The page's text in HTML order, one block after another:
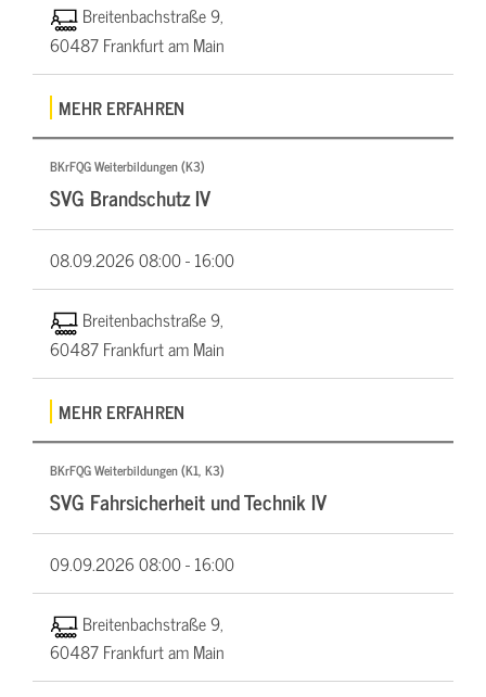
Breitenbachstraße 9,
60487 Frankfurt am Main
MEHR ERFAHREN
BKrFQG Weiterbildungen (K3)
SVG Brandschutz IV
08.09.202608:00 - 16:00
Breitenbachstraße 9,
60487 Frankfurt am Main
MEHR ERFAHREN
BKrFQG Weiterbildungen (K1, K3)
SVG Fahrsicherheit und Technik IV
09.09.202608:00 - 16:00
Breitenbachstraße 9,
60487 Frankfurt am Main